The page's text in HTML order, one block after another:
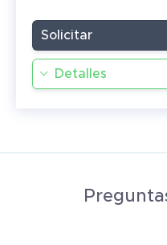
Detalles
Solicitar